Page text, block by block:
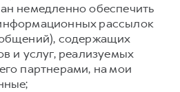
немедленно обеспечить
рассылок
содержащих
и услуг, реализуемых
партнерами, на мои